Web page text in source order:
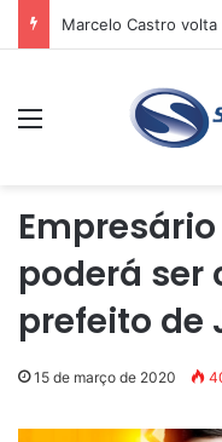
Menu
poderá ser
prefeito de
15 de março de 2020